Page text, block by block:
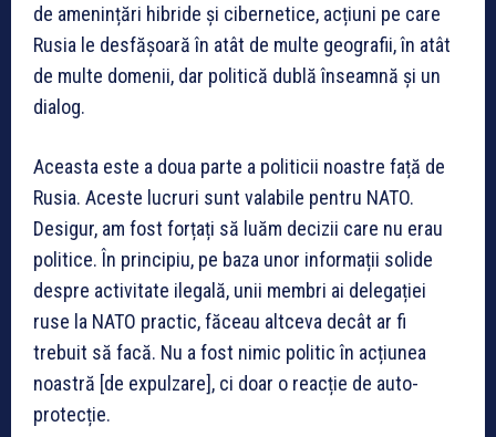
de amenințări hibride și cibernetice, acțiuni pe care
Rusia le desfășoară în atât de multe geografii, în atât
de multe domenii, dar politică dublă înseamnă și un
dialog.
Aceasta este a doua parte a politicii noastre față de
Rusia. Aceste lucruri sunt valabile pentru NATO.
Desigur, am fost forțați să luăm decizii care nu erau
politice. În principiu, pe baza unor informații solide
despre activitate ilegală, unii membri ai delegației
ruse la NATO practic, făceau altceva decât ar fi
trebuit să facă. Nu a fost nimic politic în acțiunea
noastră [de expulzare], ci doar o reacție de auto-
protecție.